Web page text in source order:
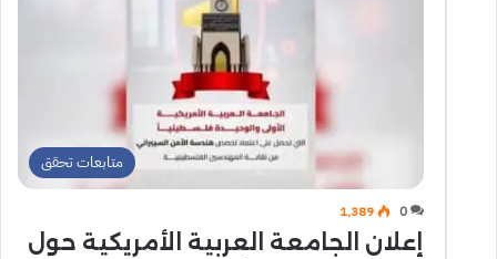
متابعات تحقق
0 1٬389
إعلان الجامعة العربية الأمريكية حول